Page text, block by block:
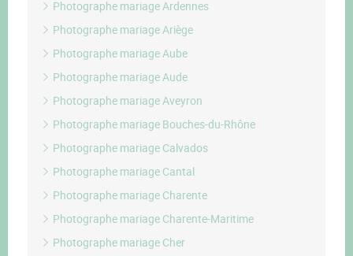
Photographe mariage Ardennes
Photographe mariage Ariège
Photographe mariage Aube
Photographe mariage Aude
Photographe mariage Aveyron
Photographe mariage Bouches-du-Rhône
Photographe mariage Calvados
Photographe mariage Cantal
Photographe mariage Charente
Photographe mariage Charente-Maritime
Photographe mariage Cher